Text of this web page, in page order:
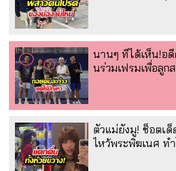
นานๆ ทีได้เห็น!อดี
นร่วมเฟรมเพื่อลูก
ตัวแม่ยังมู! ช็อตเ
ไหว้พระพิฆเนศ ท